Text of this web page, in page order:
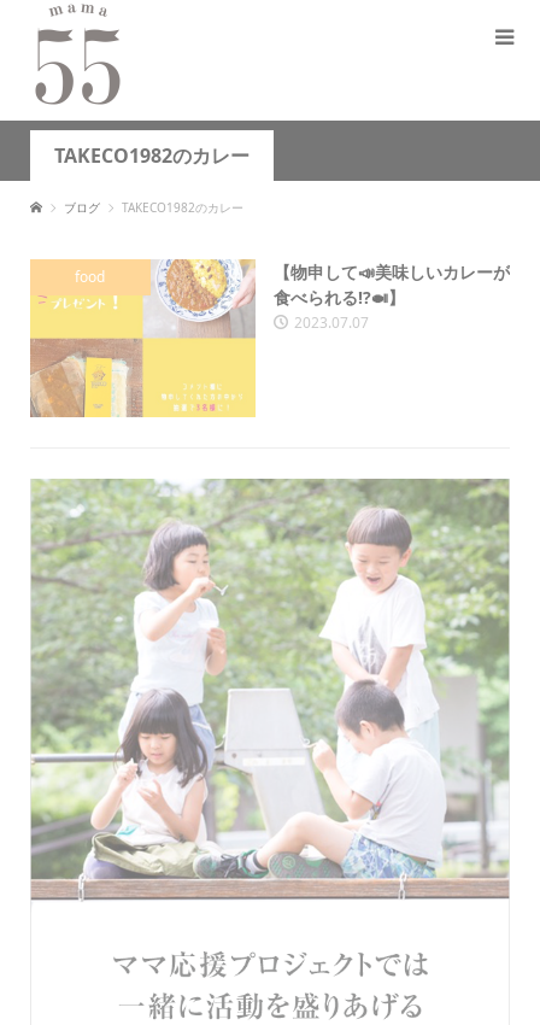
TAKECO1982のカレー
ブログ TAKECO1982のカレー
food
【物申して📣美味しいカレーが
食べられる⁉️🍛】
2023.07.07